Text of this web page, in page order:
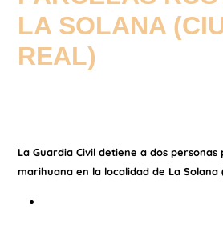
LA SOLANA
REAL)
La Guardia Civil detiene a dos personas
marihuana en la localidad de La Solana